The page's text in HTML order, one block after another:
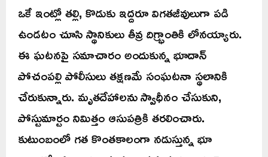
ఒకే ఇంట్లో తల్లి, కొడుకు ఇద్దరూ విగతజీవులుగా పడి
ఉండటం చూసి స్థానికులు తీవ్ర దిగ్భ్రాంతికి లోనయ్యారు.
ఈ ఘటనపై సమాచారం అందుకున్న భూదాన్
పోచంపల్లి పోలీసులు తక్షణమే సంఘటనా స్థలానికి
చేరుకున్నారు. మృతదేహాలను స్వాధీనం చేసుకుని,
పోస్టుమార్టం నిమిత్తం ఆసుపత్రికి తరలించారు.
కుటుంబంలో గత కొంతకాలంగా నడుస్తున్న భూ